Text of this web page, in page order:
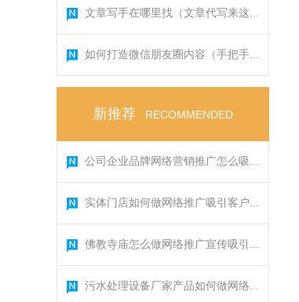
文章写手在哪里找（文章代写来这...
如何打造微信朋友圈内容（手把手...
新推荐 RECOMMENDED
公司企业品牌网络营销推广怎么吸...
实体门店如何做网络推广吸引客户...
佛教寺庙怎么做网络推广宣传吸引...
污水处理设备厂家产品如何做网络...